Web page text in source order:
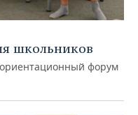
школьников
форум